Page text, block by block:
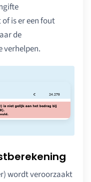
is er een fout
de
verhelpen.
wordt veroorzaakt